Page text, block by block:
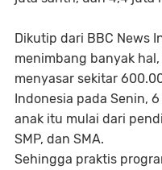
Dikutip dari BBC News
menimbang banyak
menyasar sekitar
Indonesia pada Senin,
anak itu mulai dari
SMP, dan SMA.
Sehingga praktis